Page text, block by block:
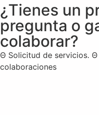
¿Tienes un
pregunta o
colaborar?
Θ Solicitud de servicios.
colaboraciones